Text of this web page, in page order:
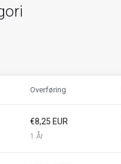
Overføring
€8,25 EUR
1 År